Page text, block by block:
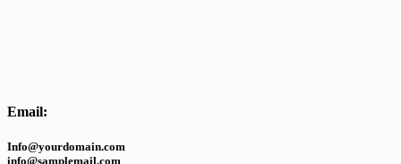
Email:
Info@yourdomain.com
info@samplemail.com